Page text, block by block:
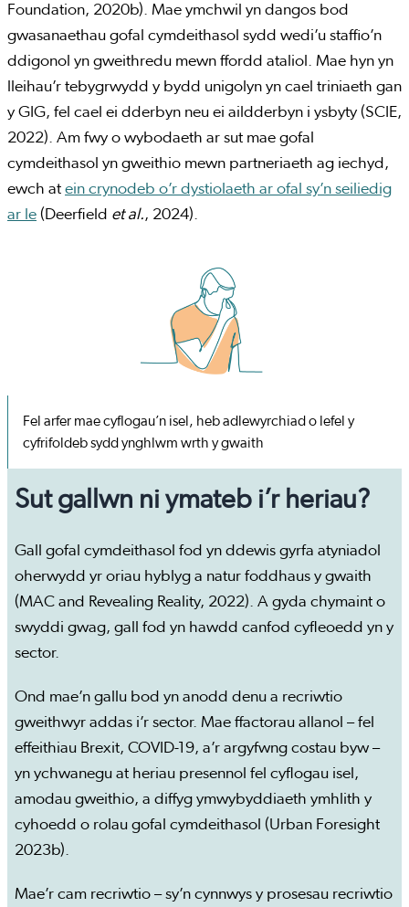
Foundation, 2020b). Mae ymchwil yn dangos bod
gwasanaethau gofal cymdeithasol sydd wedi’u staffio’n
ddigonol yn gweithredu mewn ffordd ataliol. Mae hyn yn
lleihau’r tebygrwydd y bydd unigolyn yn cael triniaeth gan
y GIG, fel cael ei dderbyn neu ei aildderbyn i ysbyty (SCIE,
2022). Am fwy o wybodaeth ar sut mae gofal
cymdeithasol yn gweithio mewn partneriaeth ag iechyd,
ewch at ein crynodeb o’r dystiolaeth ar ofal sy’n seiliedig
ar le (Deerfield et al., 2024).
Fel arfer mae cyflogau’n isel, heb adlewyrchiad o lefel y
cyfrifoldeb sydd ynghlwm wrth y gwaith
Sut gallwn ni ymateb i’r heriau?
Gall gofal cymdeithasol fod yn ddewis gyrfa atyniadol
oherwydd yr oriau hyblyg a natur foddhaus y gwaith
(MAC and Revealing Reality, 2022). A gyda chymaint o
swyddi gwag, gall fod yn hawdd canfod cyfleoedd yn y
sector.
Ond mae’n gallu bod yn anodd denu a recriwtio
gweithwyr addas i’r sector. Mae ffactorau allanol – fel
effeithiau Brexit, COVID-19, a’r argyfwng costau byw –
yn ychwanegu at heriau presennol fel cyflogau isel,
amodau gweithio, a diffyg ymwybyddiaeth ymhlith y
cyhoedd o rolau gofal cymdeithasol (Urban Foresight
2023b).
Mae’r cam recriwtio – sy’n cynnwys y prosesau recriwtio